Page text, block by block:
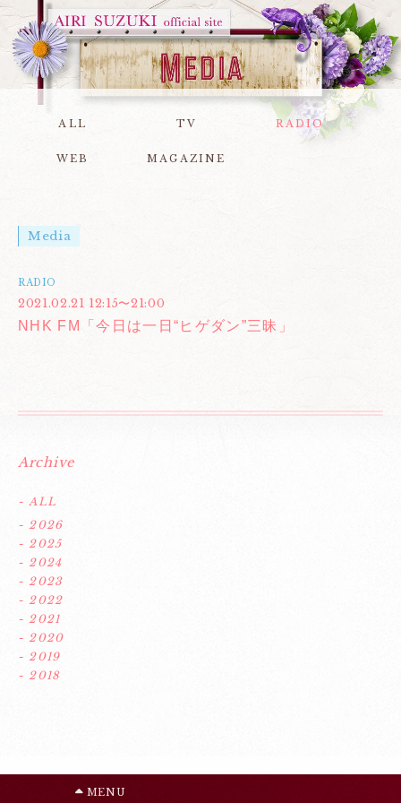
ALL TV RADIO
WEB MAGAZINE
Media
RADIO
2021.02.21 12:15〜21:00
NHK FM「今日は一日“ヒゲダン”三昧」
Archive
- ALL
- 2026
- 2025
- 2024
- 2023
- 2022
- 2021
- 2020
- 2019
- 2018
MENU